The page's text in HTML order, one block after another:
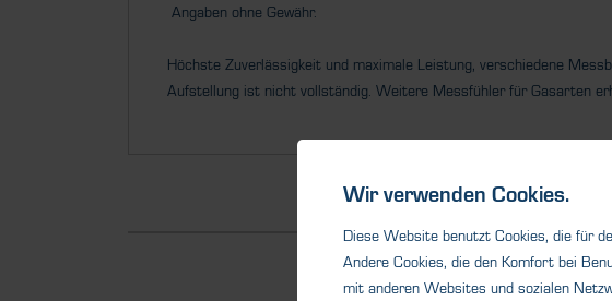
Angaben ohne Gewähr.
Höchste Zuverlässigkeit und maximale Leistung, verschiedene
Aufstellung ist nicht vollständig. Weitere Messfühler für Gasarten
Wir verwenden Cookies.
Diese Website benutzt Cookies, die für
Andere Cookies, die den Komfort bei
mit anderen Websites und sozialen